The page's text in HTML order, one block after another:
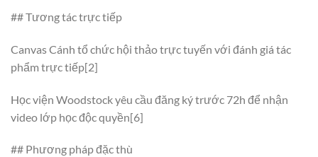
## Tương tác trực tiếp
Canvas Cánh tổ chức hội thảo trực tuyến với đánh giá tác
phẩm trực tiếp[2]
Học viện Woodstock yêu cầu đăng ký trước 72h để nhận
video lớp học độc quyền[6]
## Phương pháp đặc thù